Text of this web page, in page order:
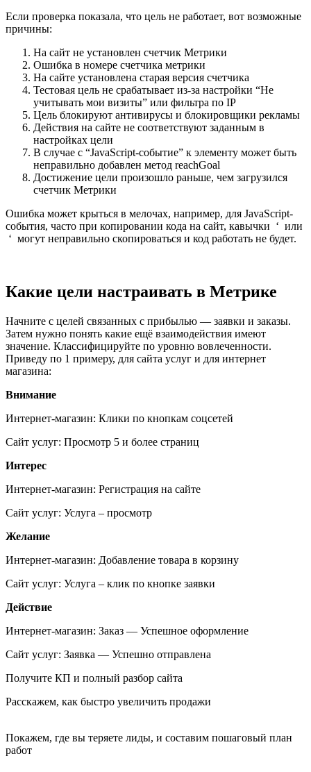
Если проверка показала, что цель не работает, вот возможные
причины:
На сайт не установлен счетчик Метрики
Ошибка в номере счетчика метрики
На сайте установлена старая версия счетчика
Тестовая цель не срабатывает из-за настройки “Не
учитывать мои визиты” или фильтра по IP
Цель блокируют антивирусы и блокировщики рекламы
Действия на сайте не соответствуют заданным в
настройках цели
В случае с “JavaScript-событие” к элементу может быть
неправильно добавлен метод reachGoal
Достижение цели произошло раньше, чем загрузился
счетчик Метрики
Ошибка может крыться в мелочах, например, для JavaScript-
события, часто при копировании кода на сайт, кавычки ‘ или
‘ могут неправильно скопироваться и код работать не будет.
Какие цели настраивать в Метрике
Начните с целей связанных с прибылью — заявки и заказы.
Затем нужно понять какие ещё взаимодействия имеют
значение. Классифицируйте по уровню вовлеченности.
Приведу по 1 примеру, для сайта услуг и для интернет
магазина:
Внимание
Интернет-магазин: Клики по кнопкам соцсетей
Сайт услуг: Просмотр 5 и более страниц
Интерес
Интернет-магазин: Регистрация на сайте
Сайт услуг: Услуга – просмотр
Желание
Интернет-магазин: Добавление товара в корзину
Сайт услуг: Услуга – клик по кнопке заявки
Действие
Интернет-магазин: Заказ — Успешное оформление
Сайт услуг: Заявка — Успешно отправлена
Получите КП и полный разбор сайта
Расскажем, как быстро увеличить продажи
Покажем, где вы теряете лиды, и составим пошаговый план
работ